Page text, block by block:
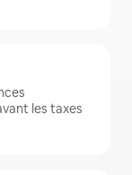
les taxes